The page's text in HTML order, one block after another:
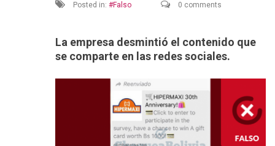
Posted in:
Falso 0 comments
La empresa desmintió el contenido que
se comparte en las redes sociales.